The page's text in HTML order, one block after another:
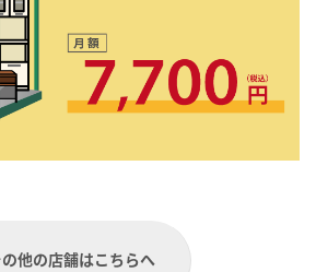
他の店舗はこちらへ